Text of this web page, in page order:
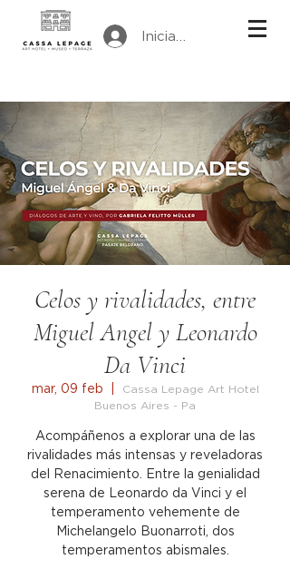
Iniciar sesión
Celos y rivalidades, entre
Miguel Angel y Leonardo
Da Vinci
mar, 09 feb
Cassa Lepage Art Hotel
Buenos Aires - Pa
Acompáñenos a explorar una de las
rivalidades más intensas y reveladoras
del Renacimiento. Entre la genialidad
serena de Leonardo da Vinci y el
temperamento vehemente de
Michelangelo Buonarroti, dos
temperamentos abismales.